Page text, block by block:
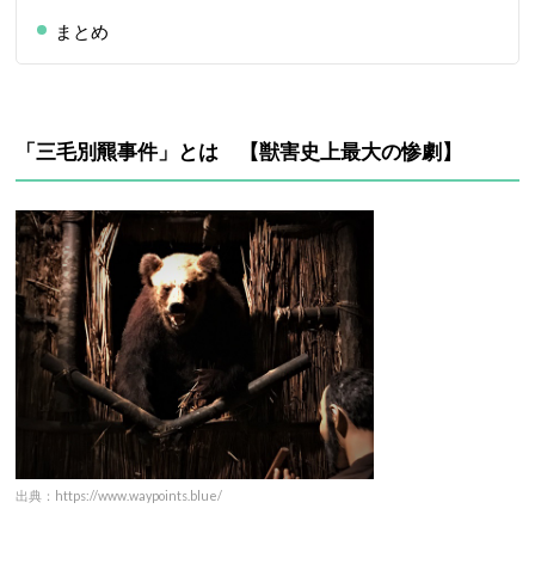
まとめ
「三毛別羆事件」とは 【獣害史上最大の惨劇】
出典：https://www.waypoints.blue/